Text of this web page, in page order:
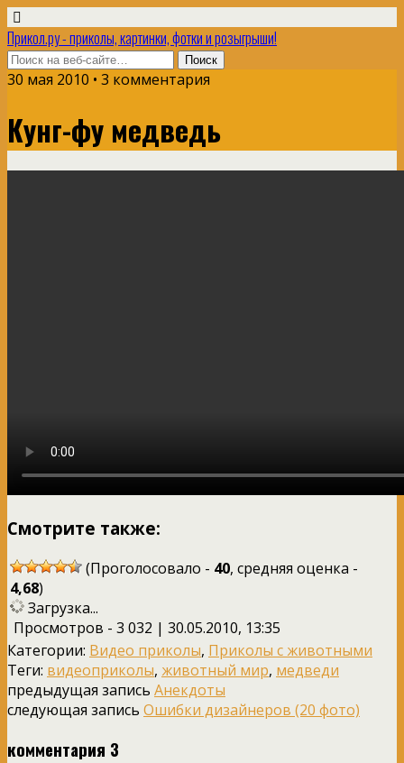
Прикол.ру - приколы, картинки, фотки и розыгрыши!
30 мая 2010 • 3 комментария
Кунг-фу медведь
Смотрите также:
(Проголосовало - 40, средняя оценка -
4,68)
Загрузка...
Просмотров - 3 032 | 30.05.2010, 13:35
Категории: Видео приколы, Приколы с животными
Теги: видеоприколы, животный мир, медведи
предыдущая запись Анекдоты
следующая запись Ошибки дизайнеров (20 фото)
комментария 3